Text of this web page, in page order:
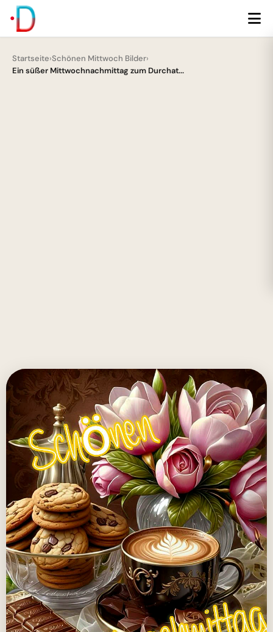
Startseite›Schönen Mittwoch Bilder›
Ein süßer Mittwochnachmittag zum Durchat...